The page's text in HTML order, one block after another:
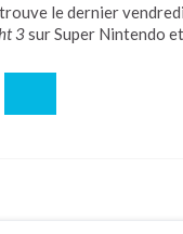
le dernier
3sur Super Nintendo et